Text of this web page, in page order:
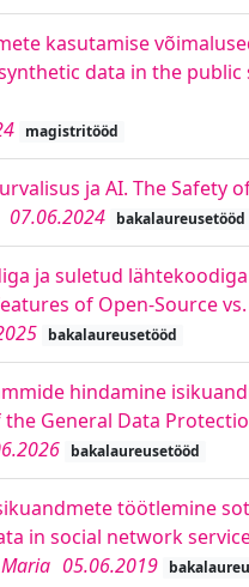
kasutamise
data in the
magistritööd
ja AI. The Safety
07.06.2024 bakalaureusetööd
ja suletud
of Open-Source
bakalaureusetööd
hindamine
General Data
bakalaureusetööd
töötlemine
in social network
05.06.2019